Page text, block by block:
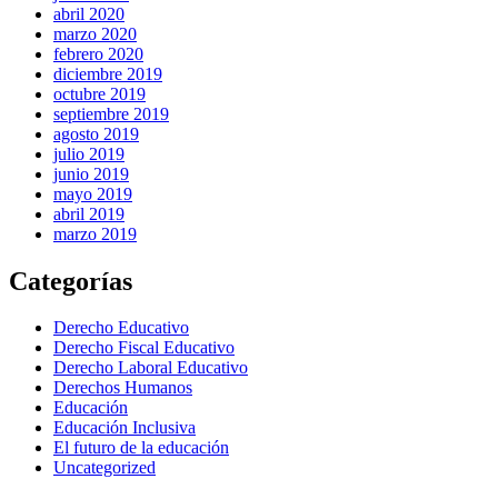
abril 2020
marzo 2020
febrero 2020
diciembre 2019
octubre 2019
septiembre 2019
agosto 2019
julio 2019
junio 2019
mayo 2019
abril 2019
marzo 2019
Categorías
Derecho Educativo
Derecho Fiscal Educativo
Derecho Laboral Educativo
Derechos Humanos
Educación
Educación Inclusiva
El futuro de la educación
Uncategorized